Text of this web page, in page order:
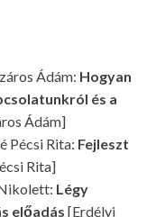
Ádám: Hogyan
és a
Ádám]
Pécsi Rita: Fejleszt
Rita]
Légy
előadás [Erdélyi